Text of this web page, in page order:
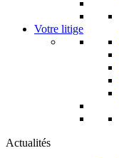
Votre litige
Actualités